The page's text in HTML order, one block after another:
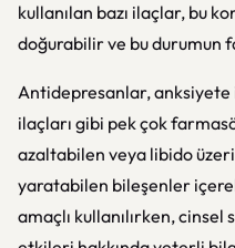
kullanılan bazı ilaçlar, bu
doğurabilir ve bu durumun
Antidepresanlar, anksiyete
ilaçları gibi pek çok
azaltabilen veya libido
yaratabilen bileşenler
amaçlı kullanılırken,